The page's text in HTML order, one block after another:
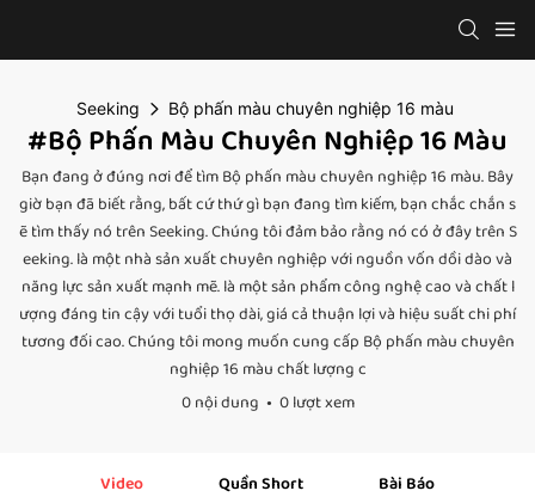
Seeking Bộ phấn màu chuyên nghiệp 16 màu
#Bộ Phấn Màu Chuyên Nghiệp 16 Màu
Bạn đang ở đúng nơi để tìm Bộ phấn màu chuyên nghiệp 16 màu. Bây
giờ bạn đã biết rằng, bất cứ thứ gì bạn đang tìm kiếm, bạn chắc chắn s
ẽ tìm thấy nó trên Seeking. Chúng tôi đảm bảo rằng nó có ở đây trên S
eeking. là một nhà sản xuất chuyên nghiệp với nguồn vốn dồi dào và
năng lực sản xuất mạnh mẽ. là một sản phẩm công nghệ cao và chất l
ượng đáng tin cậy với tuổi thọ dài, giá cả thuận lợi và hiệu suất chi phí
tương đối cao. Chúng tôi mong muốn cung cấp Bộ phấn màu chuyên
nghiệp 16 màu chất lượng c
0 nội dung
0 lượt xem
Video Quần Short Bài Báo